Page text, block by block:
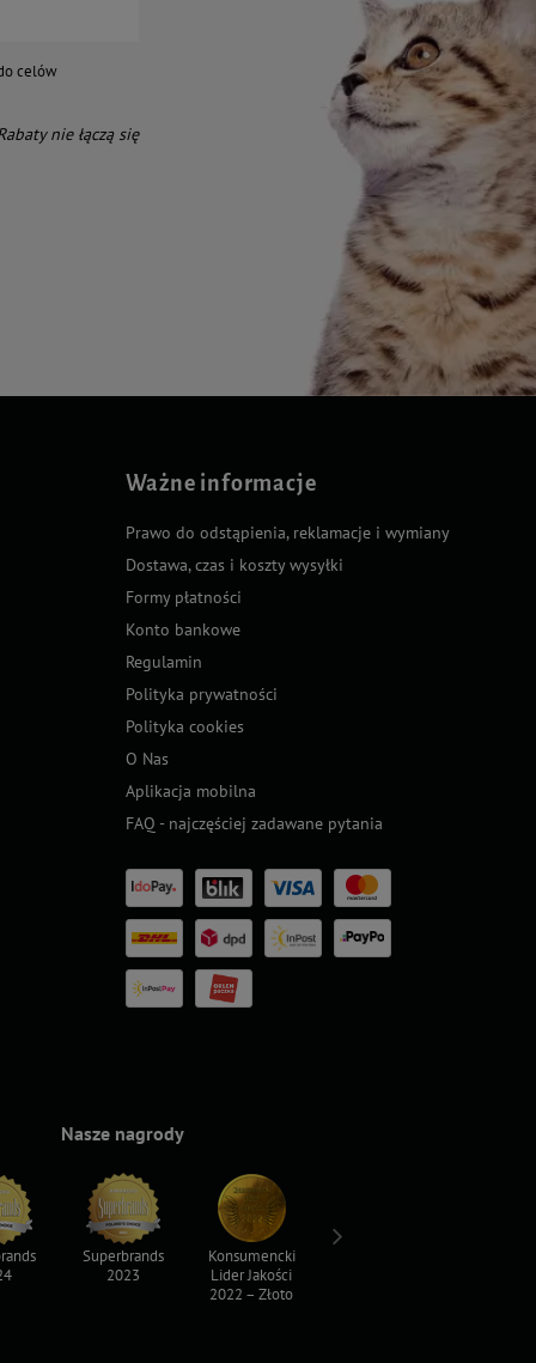
celów
nie łączą się
Ważne informacje
Prawo do odstąpienia, reklamacje i wymiany
Dostawa, czas i koszty wysyłki
Formy płatności
Konto bankowe
Regulamin
Polityka prywatności
Polityka cookies
O Nas
Aplikacja mobilna
FAQ - najczęściej zadawane pytania
Nasze nagrody
Superbrands
2023
Konsumencki
Lider Jakości
2022 – Złoto